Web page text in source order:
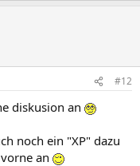
#12
diskusion an
noch ein "XP" dazu
an